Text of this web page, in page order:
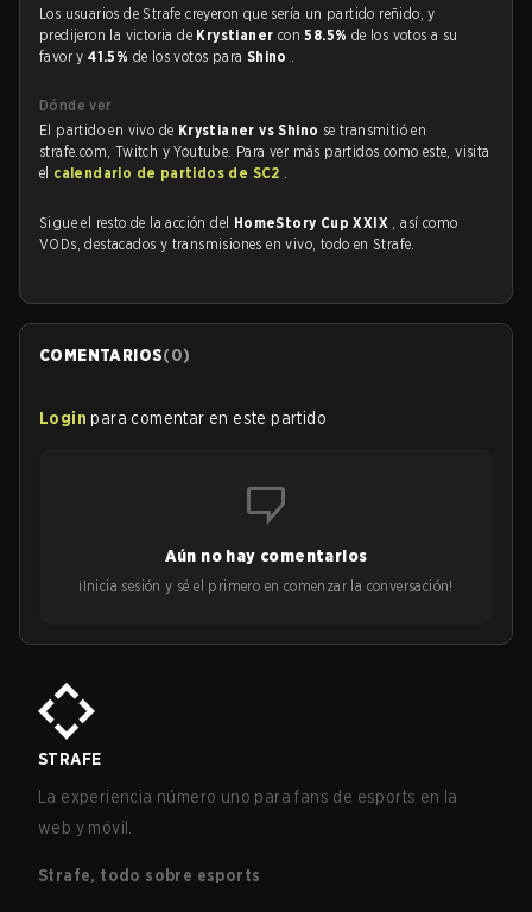
Los usuarios de Strafe creyeron que sería un partido reñido, y
predijeron la victoria de Krystianer con58.5% de los votos a su
favor y41.5% de los votos para Shino .
Dónde ver
El partido en vivo de Krystianer vs Shino se transmitió en
strafe.com, Twitch y Youtube. Para ver más partidos como este, visita
el calendario de partidos de SC2 .
Sigue el resto de la acción del HomeStory Cup XXIX , así como
VODs, destacados y transmisiones en vivo, todo en Strafe.
COMENTARIOS(0)
Login para comentar en este partido
Aún no hay comentarios
¡Inicia sesión y sé el primero en comenzar la conversación!
STRAFE
La experiencia número uno para fans de esports en la
web y móvil.
Strafe, todo sobre esports